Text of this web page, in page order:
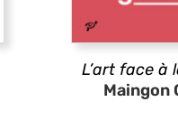
L’art face à
Maingon